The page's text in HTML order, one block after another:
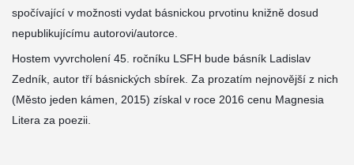
spočívající v možnosti vydat básnickou prvotinu knižně dosud
nepublikujícímu autorovi/autorce.
Hostem vyvrcholení 45. ročníku LSFH bude básník Ladislav
Zedník, autor tří básnických sbírek. Za prozatím nejnovější z nich
(Město jeden kámen, 2015) získal v roce 2016 cenu Magnesia
Litera za poezii.